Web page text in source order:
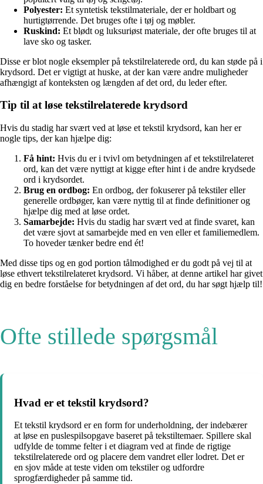
Polyester: Et syntetisk tekstilmateriale, der er holdbart og
hurtigtørrende. Det bruges ofte i tøj og møbler.
Ruskind: Et blødt og luksuriøst materiale, der ofte bruges til at
lave sko og tasker.
Disse er blot nogle eksempler på tekstilrelaterede ord, du kan støde på i
krydsord. Det er vigtigt at huske, at der kan være andre muligheder
afhængigt af konteksten og længden af det ord, du leder efter.
Tip til at løse tekstilrelaterede krydsord
Hvis du stadig har svært ved at løse et tekstil krydsord, kan her er
nogle tips, der kan hjælpe dig:
Få hint: Hvis du er i tvivl om betydningen af et tekstilrelateret
ord, kan det være nyttigt at kigge efter hint i de andre krydsede
ord i krydsordet.
Brug en ordbog: En ordbog, der fokuserer på tekstiler eller
generelle ordbøger, kan være nyttig til at finde definitioner og
hjælpe dig med at løse ordet.
Samarbejde: Hvis du stadig har svært ved at finde svaret, kan
det være sjovt at samarbejde med en ven eller et familiemedlem.
To hoveder tænker bedre end ét!
Med disse tips og en god portion tålmodighed er du godt på vej til at
løse ethvert tekstilrelateret krydsord. Vi håber, at denne artikel har givet
dig en bedre forståelse for betydningen af det ord, du har søgt hjælp til!
Ofte stillede spørgsmål
Hvad er et tekstil krydsord?
Et tekstil krydsord er en form for underholdning, der indebærer
at løse en puslespilsopgave baseret på tekstiltemaer. Spillere skal
udfylde de tomme felter i et diagram ved at finde de rigtige
tekstilrelaterede ord og placere dem vandret eller lodret. Det er
en sjov måde at teste viden om tekstiler og udfordre
sprogfærdigheder på samme tid.